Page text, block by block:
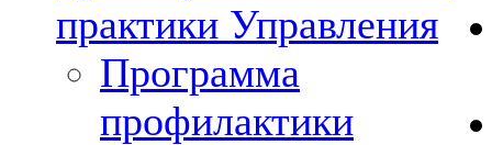
практики Управления
Программа
профилактики